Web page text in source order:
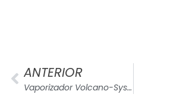
ANTERIOR
Vaporizador Volcano-System Classic